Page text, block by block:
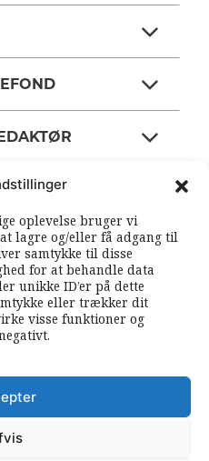
oplevelse bruger vi
lagre og/eller få adgang til
samtykke til disse
for at behandle data
unikke ID’er på dette
eller trækker dit
visse funktioner og
RSS FEEDS